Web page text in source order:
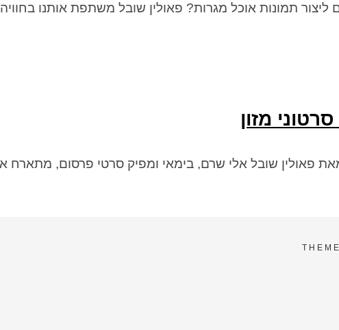
ליצור תמונות אוכל מגרות? פאולין שובל משתפת אותנו
פאולין שובל אלי שרם, בימאי ומפיק סרטי פרסום, מתארח